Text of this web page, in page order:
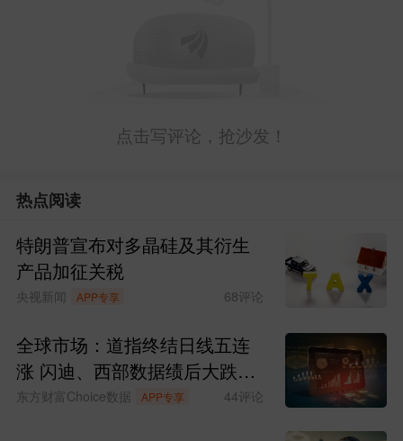
点击写评论，抢沙发！
热点阅读
特朗普宣布对多晶硅及其衍生
产品加征关税
央视新闻 APP专享 68评论
全球市场：道指终结日线五连
涨 闪迪、西部数据绩后大跌
SpaceX涨超6%
东方财富Choice数据 APP专享 44评论